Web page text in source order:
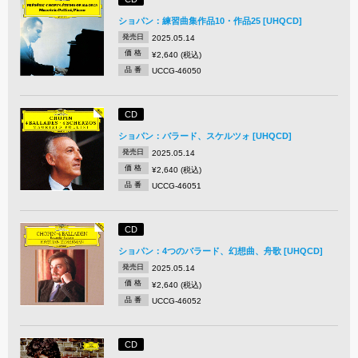
ショパン：練習曲集作品10・作品25 [UHQCD]
発売日 2025.05.14
価 格 ¥2,640 (税込)
品 番 UCCG-46050
CD
ショパン：バラード、スケルツォ [UHQCD]
発売日 2025.05.14
価 格 ¥2,640 (税込)
品 番 UCCG-46051
CD
ショパン：4つのバラード、幻想曲、舟歌 [UHQCD]
発売日 2025.05.14
価 格 ¥2,640 (税込)
品 番 UCCG-46052
CD